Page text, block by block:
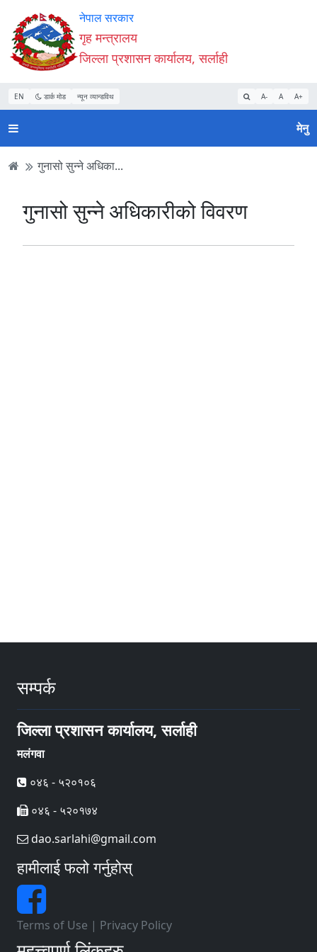
Accessibility
Mode
सुरु
गर्नुहोस्
सामाग्री
पढ्नुहाेस्
नेभिगेसन
पढ्नुहाेस्
वेबसाइट
खोजमा
जानुहोस्
नेपाल सरकार
गृह मन्त्रालय
जिल्ला प्रशासन कार्यालय, सर्लाही
EN डार्क मोड न्यून व्यान्डविथ A- A A+
मेनु
गुनासो सुन्‍ने अधिका...
गुनासो सुन्‍ने अधिकारीको विवरण
सम्पर्क
जिल्ला प्रशासन कार्यालय, सर्लाही
मलंगवा
०४६ - ५२०१०६
०४६ - ५२०१७४
dao.sarlahi@gmail.com
हामीलाई फलो गर्नुहोस्
Terms of Use | Privacy Policy